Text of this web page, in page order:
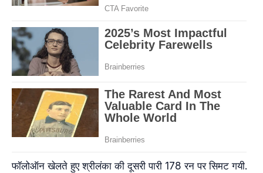
फॉलोऑन खेलते हुए श्रीलंका की दूसरी पारी 178 रन पर सिमट गयी.